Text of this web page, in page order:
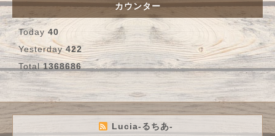
カウンター
Today 40
Yesterday422
Total1368686
Lucia-るちあ-